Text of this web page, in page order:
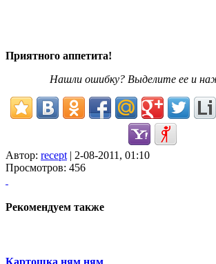
Приятного аппетита!
Нашли ошибку? Выделите ее и
Автор: recept | 2-08-2011, 01:10
Просмотров: 456
Рекомендуем также
Картошка ням ням